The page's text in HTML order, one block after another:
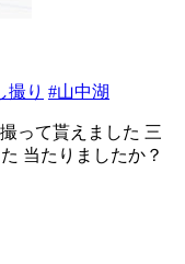
撮り #山中湖
って貰えました 三
当たりましたか？⁡